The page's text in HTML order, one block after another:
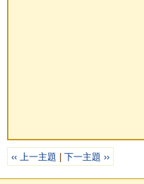
‹‹ 上一主題 下一主題 ››